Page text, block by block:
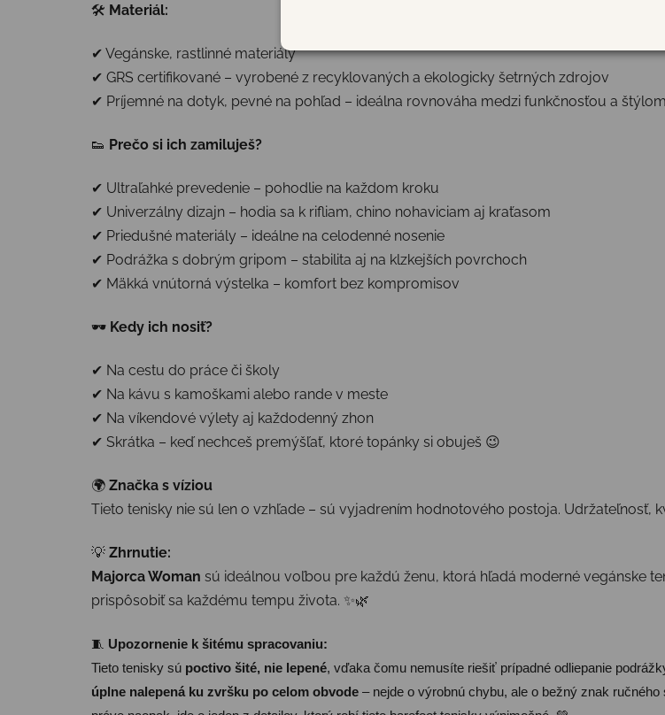
🛠 Materiál:
✔ Vegánske, rastlinné materiály
✔ GRS certifikované – vyrobené z recyklovaných a ekologicky šetrných zdrojov
✔ Príjemné na dotyk, pevné na pohľad – ideálna rovnováha medzi funkčnosťou a štýlom
👟 Prečo si ich zamiluješ?
✔ Ultraľahké prevedenie – pohodlie na každom kroku
✔ Univerzálny dizajn – hodia sa k rifliam, chino nohaviciam aj kraťasom
✔ Priedušné materiály – ideálne na celodenné nosenie
✔ Podrážka s dobrým gripom – stabilita aj na klzkejších povrchoch
✔ Mäkká vnútorná výstelka – komfort bez kompromisov
🕶️ Kedy ich nosiť?
✔ Na cestu do práce či školy
✔ Na kávu s kamoškami alebo rande v meste
✔ Na víkendové výlety aj každodenný zhon
✔ Skrátka – keď nechceš premýšľať, ktoré topánky si obuješ 😉
🌍 Značka s víziou
Tieto tenisky nie sú len o vzhľade – sú vyjadrením hodnotového postoja. Udržateľnosť,
💡 Zhrnutie:
Majorca Woman sú ideálnou voľbou pre každú ženu, ktorá hľadá moderné vegánske
prispôsobiť sa každému tempu života. ✨🌿
🧵 Upozornenie k šitému spracovaniu:
Tieto tenisky sú poctivo šité, nie lepené, vďaka čomu nemusíte riešiť prípadné odliepanie
úplne nalepená ku zvršku po celom obvode – nejde o výrobnú chybu, ale o bežný znak